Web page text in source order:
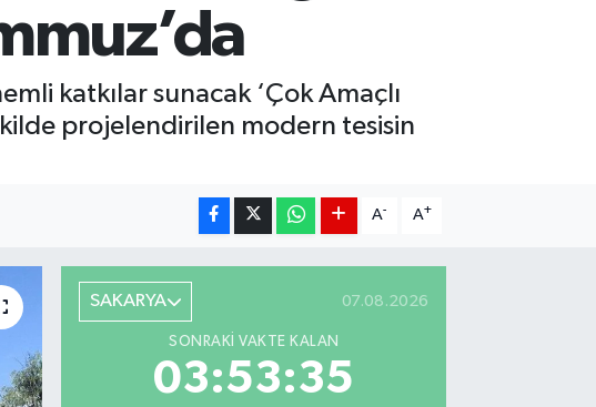
katkılar sunacak ‘Çok Amaçlı
projelendirilen modern tesisin
A- A+
SAKARYA 07.08.2026
SONRAKI VAKTE KALAN
03:53:33